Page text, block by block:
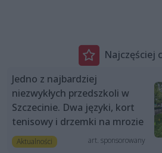
Najczęściej
Jedno z najbardziej
niezwykłych przedszkoli w
Szczecinie. Dwa języki, kort
tenisowy i drzemki na mrozie
Aktualności art. sponsorowany